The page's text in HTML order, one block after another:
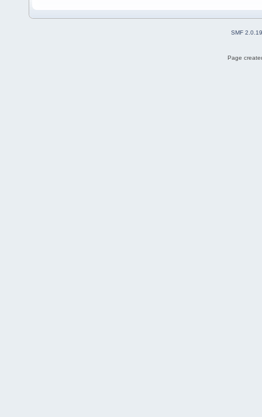
SMF 2.0.19
Page